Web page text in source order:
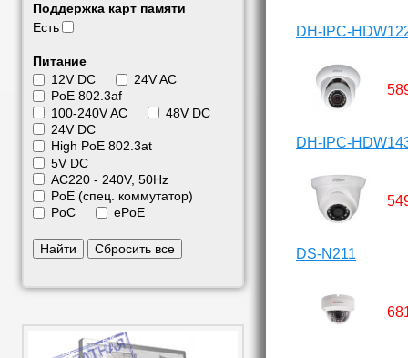
Поддержка карт памяти
Есть
Питание
12V DC
24V AC
PoE 802.3af
100-240V AC
48V DC
24V DC
High PoE 802.3at
5V DC
АС220 - 240V, 50Hz
PoE (спец. коммутатор)
PoC
ePoE
Найти Сбросить все
DH-IPC-
DH-IPC-
DS-N211